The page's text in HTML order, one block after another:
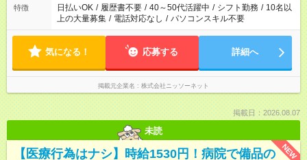
特徴 日払いOK / 履歴書不要 / 40～50代活躍中 / シフト勤務 / 10名以
上の大量募集 / 電話対応なし / パソコンスキル不要
気になる！ 応募する 詳細へ
掲載元企業名 株式会社ニッソーネット
掲載日：2026.08.07
未読
NEW
【医療行為はナシ】時給1530円！病院で備品の